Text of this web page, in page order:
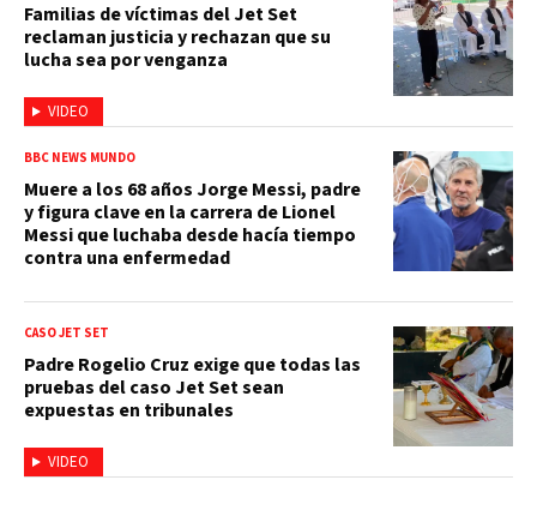
VIDEO
Familias de víctimas del Jet Set
reclaman justicia y rechazan que su
lucha sea por venganza
BBC NEWS MUNDO
Muere a los 68 años Jorge Messi, padre
y figura clave en la carrera de Lionel
Messi que luchaba desde hacía tiempo
contra una enfermedad
VIDEO
CASO JET SET
Padre Rogelio Cruz exige que todas las
pruebas del caso Jet Set sean
expuestas en tribunales